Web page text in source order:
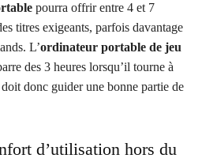
pourra offrir entre 4 et 7
titres exigeants, parfois davantage
L’ordinateur portable de jeu
des 3 heures lorsqu’il tourne à
donc guider une bonne partie de
d’utilisation hors du